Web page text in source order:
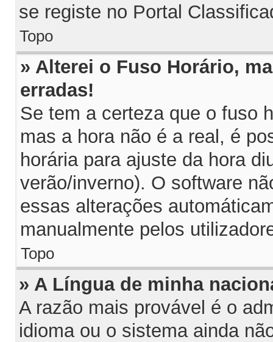
se registe no Portal
Topo
» Alterei o Fuso Horário,
erradas!
Se tem a certeza que o fuso
mas a hora não é a real, é
horária para ajuste da hora
verão/inverno). O software
essas alterações
manualmente pelos
Topo
» A Língua de minha
A razão mais provável é o
idioma ou o sistema ainda